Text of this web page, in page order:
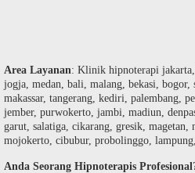
Area Layanan: Klinik hipnoterapi jakarta,
jogja, medan, bali, malang, bekasi, bogor,
makassar, tangerang, kediri, palembang,
jember, purwokerto, jambi, madiun,
garut, salatiga, cikarang, gresik, magetan,
mojokerto, cibubur, probolinggo,
Anda Seorang Hipnoterapis